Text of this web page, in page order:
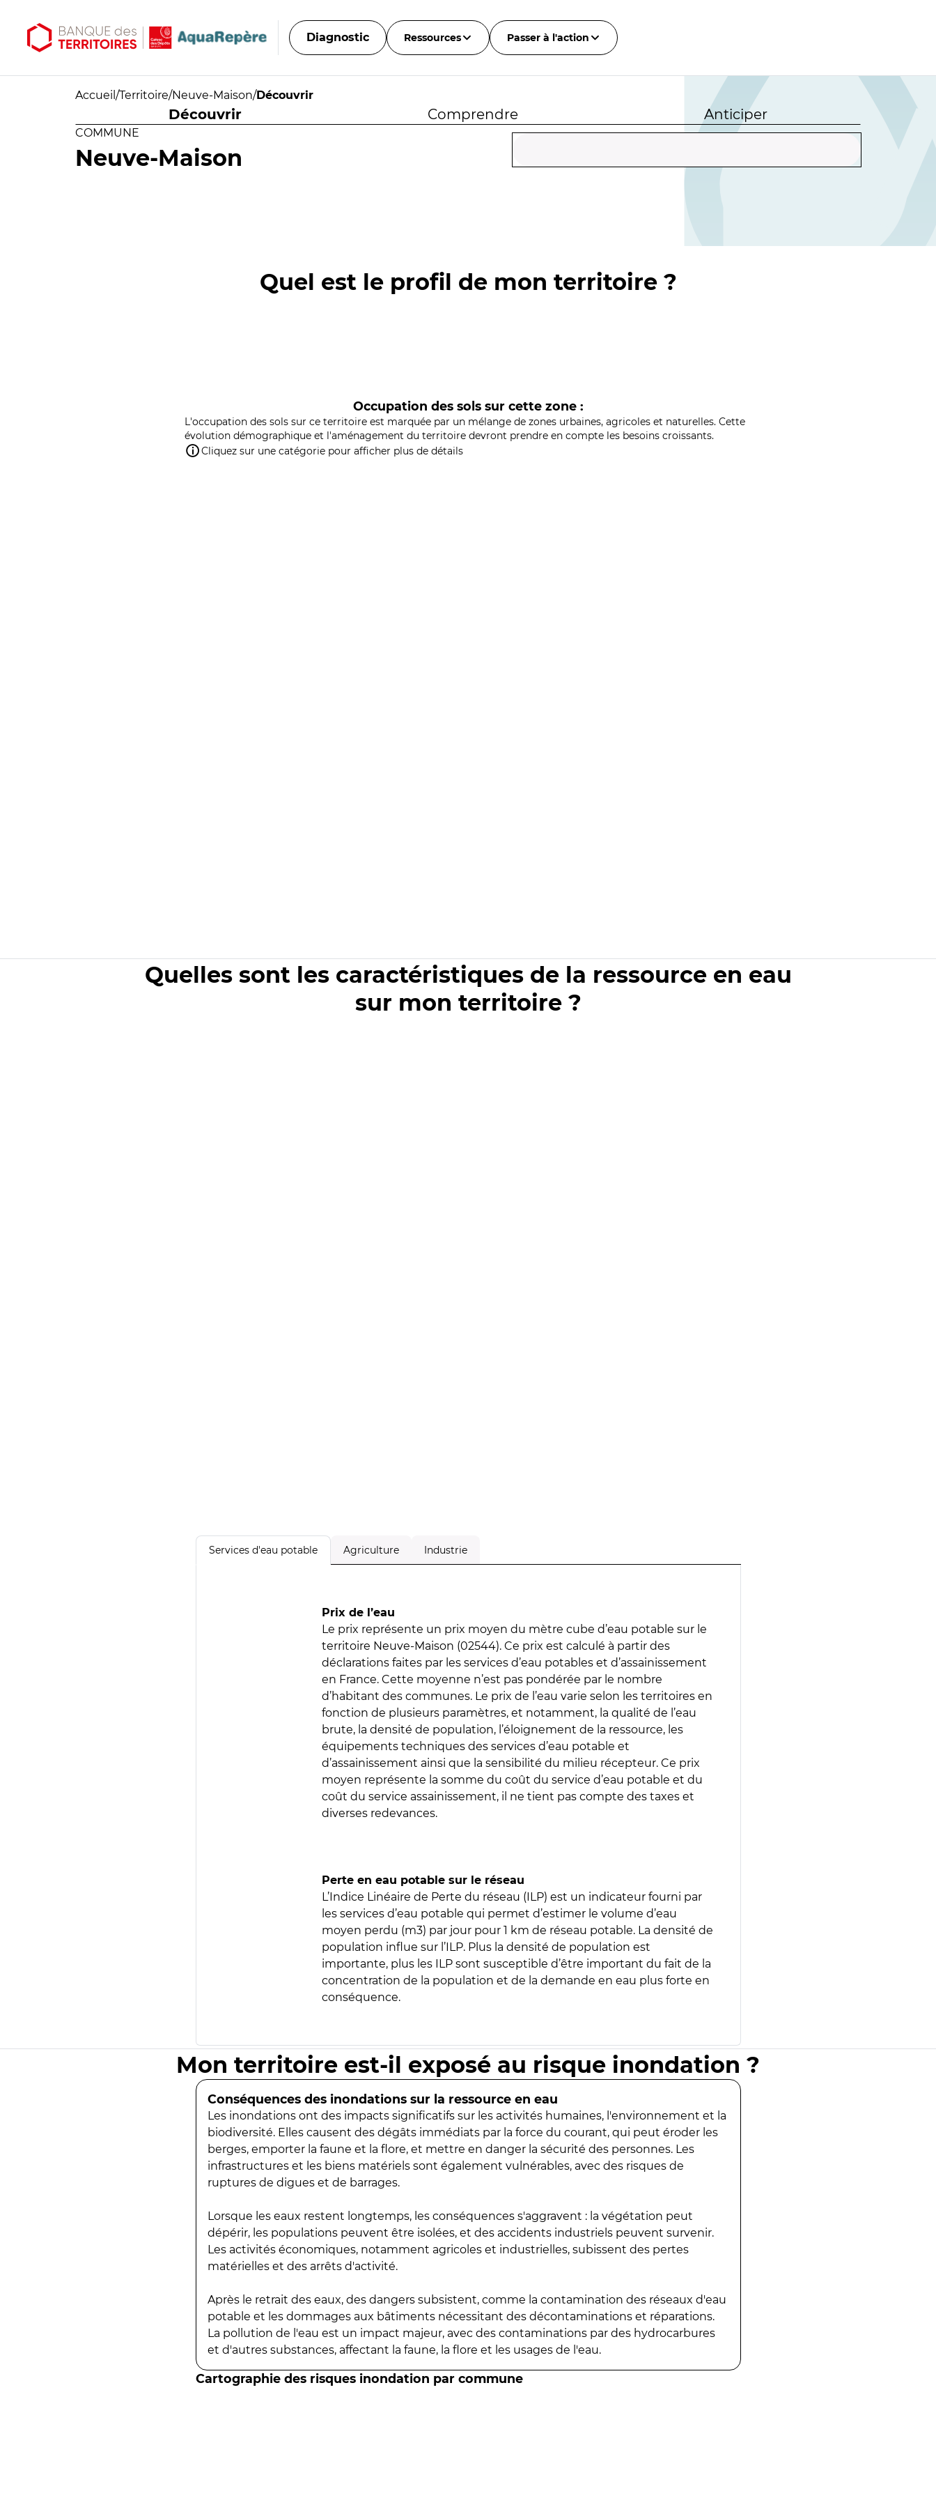
Diagnostic Ressources Passer à l'action
Accueil /Territoire/Neuve-Maison/Découvrir
Découvrir Comprendre Anticiper
COMMUNE
Neuve-Maison
Quel est le profil de mon territoire ?
Occupation des sols sur cette zone :
L'occupation des sols sur ce territoire est marquée par un mélange de zones urbaines, agricoles et naturelles. Cette
évolution démographique et l'aménagement du territoire devront prendre en compte les besoins croissants.
Cliquez sur une catégorie pour afficher plus de détails
Quelles sont les caractéristiques de la ressource en eau
sur mon territoire ?
Services d'eau potable Agriculture Industrie
Prix de l’eau
Le prix représente un prix moyen du mètre cube d’eau potable sur le
territoire Neuve-Maison (02544). Ce prix est calculé à partir des
déclarations faites par les services d’eau potables et d’assainissement
en France. Cette moyenne n’est pas pondérée par le nombre
d’habitant des communes. Le prix de l’eau varie selon les territoires en
fonction de plusieurs paramètres, et notamment, la qualité de l’eau
brute, la densité de population, l’éloignement de la ressource, les
équipements techniques des services d’eau potable et
d’assainissement ainsi que la sensibilité du milieu récepteur. Ce prix
moyen représente la somme du coût du service d’eau potable et du
coût du service assainissement, il ne tient pas compte des taxes et
diverses redevances.
Perte en eau potable sur le réseau
L’Indice Linéaire de Perte du réseau (ILP) est un indicateur fourni par
les services d’eau potable qui permet d’estimer le volume d’eau
moyen perdu (m3) par jour pour 1 km de réseau potable. La densité de
population influe sur l’ILP. Plus la densité de population est
importante, plus les ILP sont susceptible d’être important du fait de la
concentration de la population et de la demande en eau plus forte en
conséquence.
Mon territoire est-il exposé au risque inondation ?
Conséquences des inondations sur la ressource en eau
Les inondations ont des impacts significatifs sur les activités humaines, l'environnement et la
biodiversité. Elles causent des dégâts immédiats par la force du courant, qui peut éroder les
berges, emporter la faune et la flore, et mettre en danger la sécurité des personnes. Les
infrastructures et les biens matériels sont également vulnérables, avec des risques de
ruptures de digues et de barrages.
Lorsque les eaux restent longtemps, les conséquences s'aggravent : la végétation peut
dépérir, les populations peuvent être isolées, et des accidents industriels peuvent survenir.
Les activités économiques, notamment agricoles et industrielles, subissent des pertes
matérielles et des arrêts d'activité.
Après le retrait des eaux, des dangers subsistent, comme la contamination des réseaux d'eau
potable et les dommages aux bâtiments nécessitant des décontaminations et réparations.
La pollution de l'eau est un impact majeur, avec des contaminations par des hydrocarbures
et d'autres substances, affectant la faune, la flore et les usages de l'eau.
Cartographie des risques inondation par commune